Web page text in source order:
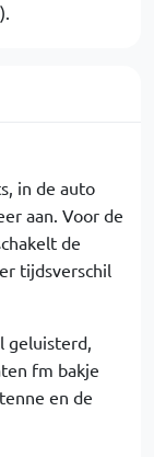
in de auto
aan. Voor de
de
tijdsverschil
geluisterd,
fm bakje
en de